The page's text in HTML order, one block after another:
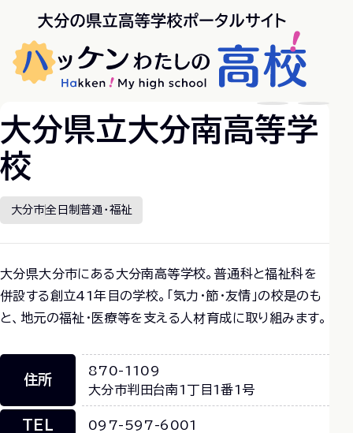
大分県立大分南高等学
校
大分市全日制 普通・福祉
大分県大分市にある大分南高等学校。普通科と福祉科を
併設する創立41年目の学校。「気力・節・友情」の校是のも
と、地元の福祉・医療等を支える人材育成に取り組みます。
住所
870-1109
大分市判田台南1丁目1番1号
TEL 097-597-6001